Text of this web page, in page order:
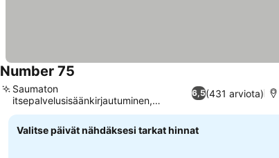
Number 75
6,5(431 arviota)
Saumaton
itsepalvelusisäänkirjautuminen,
Päivitetty sviitti keittiöllä
Valitse päivät nähdäksesi tarkat hinnat